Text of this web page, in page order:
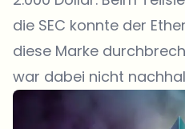
die SEC konnte der
diese Marke
war dabei nicht